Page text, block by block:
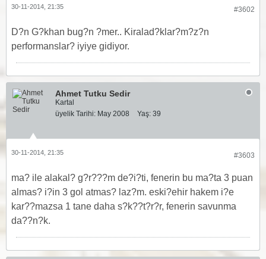
#3602
30-11-2014, 21:35
D?n G?khan bug?n ?mer.. Kiralad?klar?m?z?n
performanslar? iyiye gidiyor.
Ahmet Tutku Sedir
Kartal
üyelik Tarihi: May 2008 Yaş: 39
#3603
30-11-2014, 21:35
ma? ile alakal? g?r???m de?i?ti, fenerin bu ma?ta 3 puan
almas? i?in 3 gol atmas? laz?m. eski?ehir hakem i?e
kar??mazsa 1 tane daha s?k??t?r?r, fenerin savunma
da??n?k.